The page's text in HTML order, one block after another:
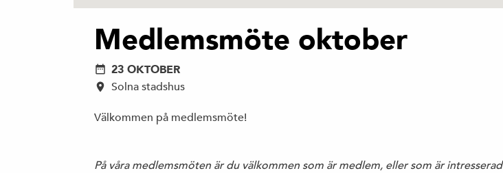
Medlemsmöte oktober
23 OKTOBER
Solna stadshus
Välkommen på medlemsmöte!
På våra medlemsmöten är du välkommen som är medlem, eller som är intresserad